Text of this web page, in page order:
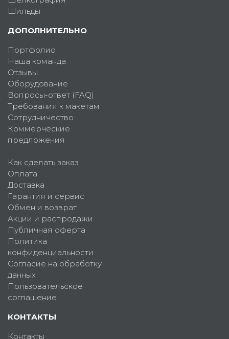
Шильды
ДОПОЛНИТЕЛЬНО
Портфолио
Наша команда
Отзывы
Оборудование
Вопросы-ответ (FAQ)
Требования к макетам
Сотрудничество
Коммерческие
предложения
Как сделать заказ
Оплата
Доставка
Гарантия и сервис
Обмен и возврат
Акции и распродажи
Публичная оферта
Политика
конфиденциальности
Согласие на обработку
данных
Пользовательское
соглашение
КОНТАКТЫ
Контакты